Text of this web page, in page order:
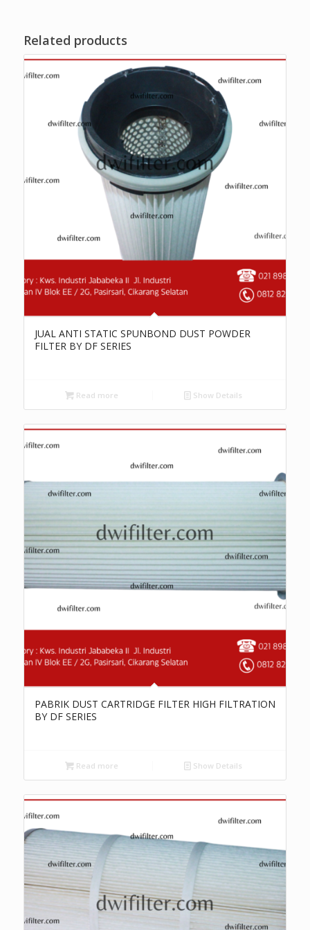
Related products
JUAL ANTI STATIC SPUNBOND DUST POWDER
FILTER BY DF SERIES
Read more Show Details
PABRIK DUST CARTRIDGE FILTER HIGH FILTRATION
BY DF SERIES
Read more Show Details